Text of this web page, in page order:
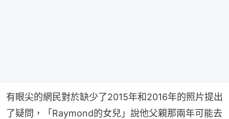
有眼尖的網民對於缺少了2015年和2016年的照片提出
了疑問，「Raymond的女兒」說他父親那兩年可能去